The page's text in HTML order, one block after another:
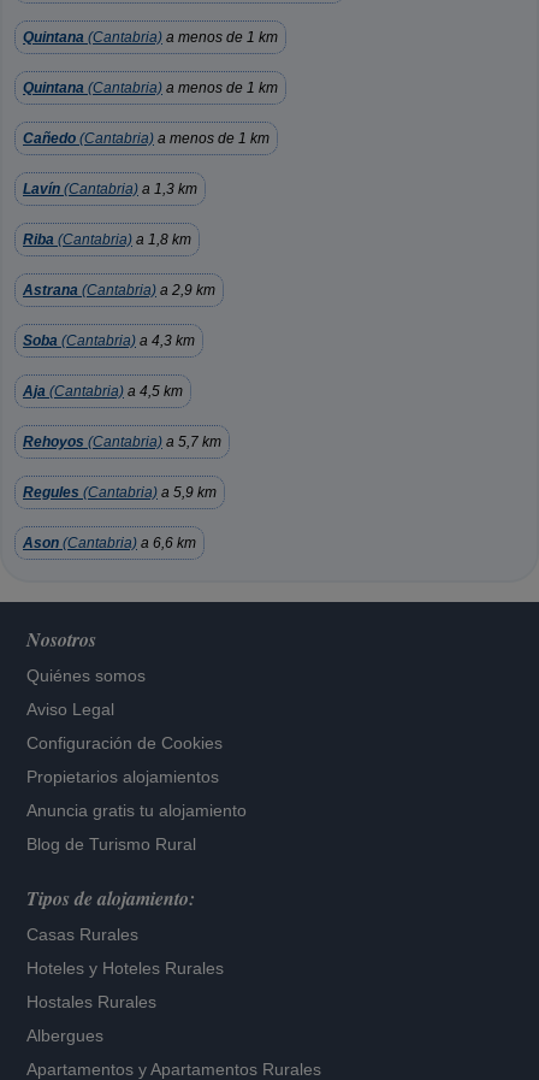
Quintana (Cantabria) a menos de 1 km
Quintana (Cantabria) a menos de 1 km
Cañedo (Cantabria) a menos de 1 km
Lavín (Cantabria) a 1,3 km
Riba (Cantabria) a 1,8 km
Astrana (Cantabria) a 2,9 km
Soba (Cantabria) a 4,3 km
Aja (Cantabria) a 4,5 km
Rehoyos (Cantabria) a 5,7 km
Regules (Cantabria) a 5,9 km
Ason (Cantabria) a 6,6 km
Nosotros
Quiénes somos
Aviso Legal
Configuración de Cookies
Propietarios alojamientos
Anuncia gratis tu alojamiento
Blog de Turismo Rural
Tipos de alojamiento:
Casas Rurales
Hoteles y Hoteles Rurales
Hostales Rurales
Albergues
Apartamentos yApartamentos Rurales